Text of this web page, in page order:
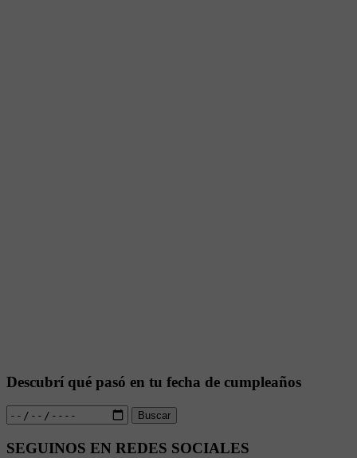
Descubrí qué pasó en tu fecha de cumpleaños
Buscar
SEGUINOS EN REDES SOCIALES